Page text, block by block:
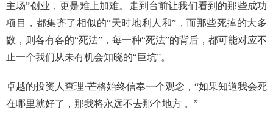
主场”创业，更是难上加难。走到台前让我们看到的那些成功
项目，都集齐了相似的“天时地利人和”，而那些死掉的大多
数，则各有各的“死法”，每一种“死法”的背后，都可能对应不
止一个我们从未有机会知晓的“巨坑”。
卓越的投资人查理·芒格始终信奉一个观念，“如果知道我会死
在哪里就好了，那我将永远不去那个地方 。”